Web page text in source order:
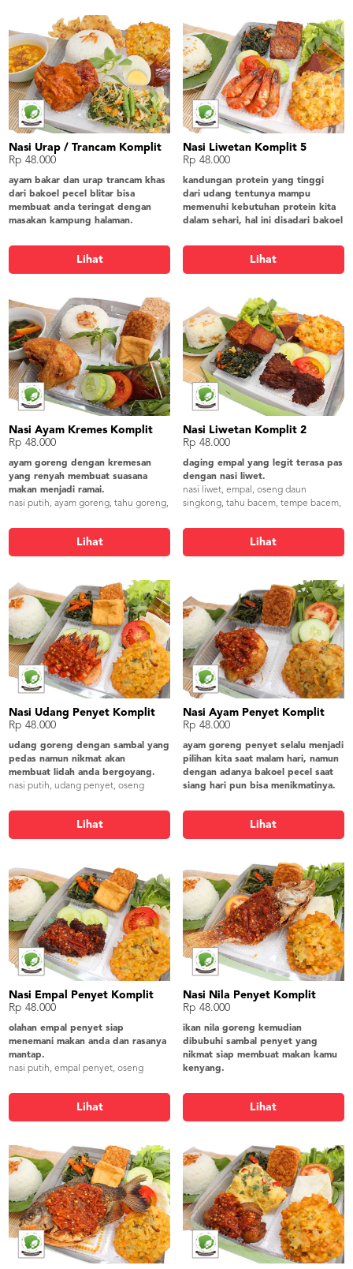
Nasi Urap / Trancam Komplit
Rp 48.000
ayam bakar dan urap trancam khas
dari bakoel pecel blitar bisa
membuat anda teringat dengan
masakan kampung halaman.
lodeh tahu tempe, bakwan jagung,
telur rebus, peyek, sambel
Lihat
Nasi Liwetan Komplit 5
Rp 48.000
kandungan protein yang tinggi
dari udang tentunya mampu
memenuhi kebutuhan protein kita
dalam sehari, hal ini disadari bakoel
menghadirkan menu udang.
nasi liwet, udang, oseng daun
singkong, tahu bacem, tempe bacem,
Lihat
Nasi Ayam Kremes Komplit
Rp 48.000
ayam goreng dengan kremesan
yang renyah membuat suasana
makan menjadi ramai.
nasi putih, ayam goreng, tahu goreng,
lalapan, sambel, kremesan
Lihat
Nasi Liwetan Komplit 2
Rp 48.000
daging empal yang legit terasa pas
dengan nasi liwet.
nasi liwet, empal, oseng daun
singkong, tahu bacem, tempe bacem,
kerupuk gender
Lihat
Nasi Udang Penyet Komplit
Rp 48.000
udang goreng dengan sambal yang
pedas namun nikmat akan
membuat lidah anda bergoyang.
nasi putih, udang penyet, oseng
goreng, bakwan jagung, lalapan,
Lihat
Nasi Ayam Penyet Komplit
Rp 48.000
ayam goreng penyet selalu menjadi
pilihan kita saat malam hari, namun
dengan adanya bakoel pecel saat
siang hari pun bisa menikmatinya.
kangkung, tahu goreng, tempe
goreng, bakwan jagung, lalapan,
kerupuk gendar
Lihat
Nasi Empal Penyet Komplit
Rp 48.000
olahan empal penyet siap
menemani makan anda dan rasanya
mantap.
nasi putih, empal penyet, oseng
goreng, bakwan jagung, lalapan,
Lihat
Nasi Nila Penyet Komplit
Rp 48.000
ikan nila goreng kemudian
dibubuhi sambal penyet yang
nikmat siap membuat makan kamu
kenyang.
kangkung, tahu goreng, tempe
goreng, bakwan jagung, lalapan,
kerupuk gendar
Lihat